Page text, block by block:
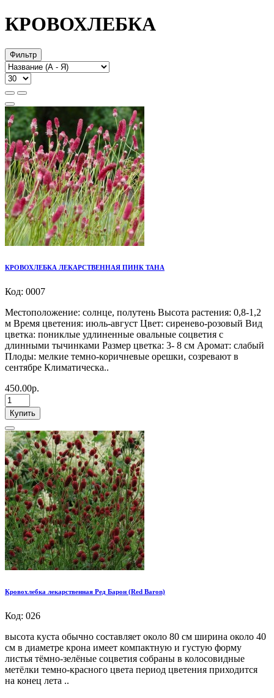
КРОВОХЛЕБКА
Фильтр
КРОВОХЛЕБКА ЛЕКАРСТВЕННАЯ ПИНК ТАНА
Код: 0007
Местоположение: солнце, полутень Высота растения: 0,8-1,2
м Время цветения: июль-август Цвет: сиренево-розовый Вид
цветка: пониклые удлиненные овальные соцветия с
длинными тычинками Размер цветка: 3- 8 см Аромат: слабый
Плоды: мелкие темно-коричневые орешки, созревают в
сентябре Климатическа..
450.00р.
Купить
Кровохлебка лекарственная Ред Барон (Red Baron)
Код: 026
высота куста обычно составляет около 80 см ширина около 40
см в диаметре крона имеет компактную и густую форму
листья тёмно-зелёные соцветия собраны в колосовидные
метёлки темно-красного цвета период цветения приходится
на конец лета ..